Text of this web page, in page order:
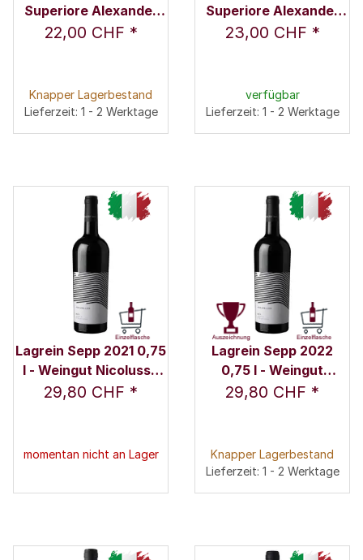
Superiore Alexander
2020 0,75 l - Weingut
22,00 CHF *
Knapper Lagerbestand
Lieferzeit: 1 - 2 Werktage
Superiore Alexander
2021 0,75 l - Weingut
23,00 CHF *
verfügbar
Lieferzeit: 1 - 2 Werktage
Lagrein Sepp 2021 0,75
l - Weingut Nicolussi-
Leck
29,80 CHF *
momentan nicht an Lager
Lagrein Sepp 2022
0,75 l - Weingut
Nicolussi-Leck
29,80 CHF *
Knapper Lagerbestand
Lieferzeit: 1 - 2 Werktage